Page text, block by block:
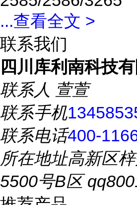
...查看全文 >
联系我们
四川库利南科技
联系人 萱萱
联系手机
联系电话400-
所在地址高新区
5500号B区